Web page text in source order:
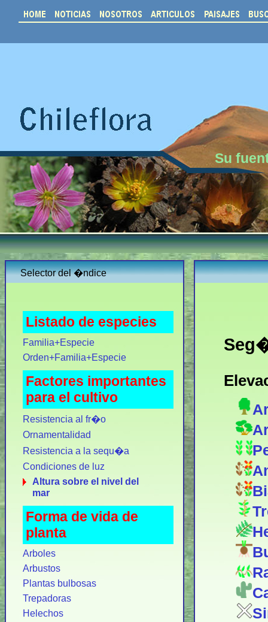
Su
Selector del �ndice
Listado de especies
Familia+Especie
Orden+Familia+Especie
Factores importantes
para el cultivo
Resistencia al fr�o
Ornamentalidad
Resistencia a la sequ�a
Condiciones de luz
Altura sobre el nivel del
mar
Forma de vida de
planta
Arboles
Arbustos
Plantas bulbosas
Trepadoras
Helechos